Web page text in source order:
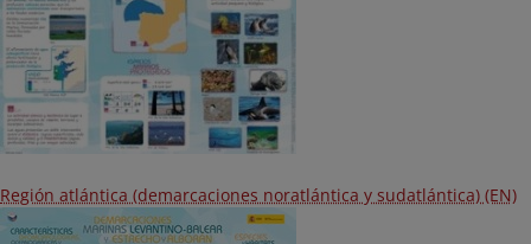
Región atlántica (demarcaciones noratlántica y sudatlántica) (EN)